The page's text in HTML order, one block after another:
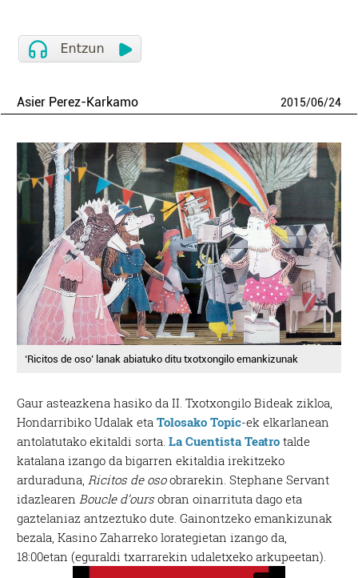
Asier Perez-Karkamo 2015/06/24
‘Ricitos de oso’ lanak abiatuko ditu txotxongilo emankizunak
Gaur asteazkena hasiko da II. Txotxongilo Bideak zikloa,
Hondarribiko Udalak etaTolosako Topic-ek elkarlanean
antolatutako ekitaldi sorta.La Cuentista Teatro talde
katalana izango da bigarren ekitaldia irekitzeko
arduraduna,Ricitos de osoobrarekin. Stephane Servant
idazlearenBoucle d’ours obran oinarrituta dago eta
gaztelaniaz antzeztuko dute. Gainontzeko emankizunak
bezala, Kasino Zaharreko lorategietan izango da,
18:00etan (eguraldi txarrarekin udaletxeko arkupeetan).